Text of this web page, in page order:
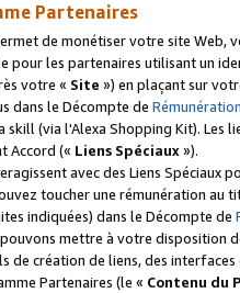
Partenaires
de monétiser votre site Web,
pour les partenaires utilisant un
votre « Site ») en plaçant sur
dans le Décompte de
skill (via l'Alexa Shopping Kit).
Accord (« Liens Spéciaux»).
avec des Liens Spéciaux
toucher une rémunération
indiquées) dans le Décompte de
mettre à votre disposition
de création de liens, des
Partenaires (le « Contenu du